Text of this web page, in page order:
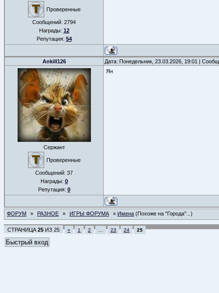
Проверенные
Сообщений: 2794
Награды: 12
Репутация: 54
Ankill126 Дата: Понедельник, 23.03.2026, 19:01 |
Сержант
Проверенные
Сообщений: 37
Награды: 0
Репутация: 0
Ян
ФОРУМ » РАЗНОЕ » ИГРЫ ФОРУМА » Имена (Похоже на "Города"...)
СТРАНИЦА 25 ИЗ 25 « 1 2 23 24 25